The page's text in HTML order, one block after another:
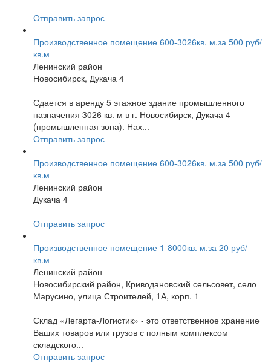
Отправить запрос
Производственное помещение 600-3026кв. м.за 500 руб/
кв.м
Ленинский район
Новосибирск, Дукача 4
Сдается в аренду 5 этажное здание промышленного
назначения 3026 кв. м в г. Новосибирск, Дукача 4
(промышленная зона). Нах...
Отправить запрос
Производственное помещение 600-3026кв. м.за 500 руб/
кв.м
Ленинский район
Дукача 4
Отправить запрос
Производственное помещение 1-8000кв. м.за 20 руб/
кв.м
Ленинский район
Новосибирский район, Криводановский сельсовет, село
Марусино, улица Строителей, 1А, корп. 1
Склад «Легарта-Логистик» - это ответственное хранение
Ваших товаров или грузов с полным комплексом
складского...
Отправить запрос